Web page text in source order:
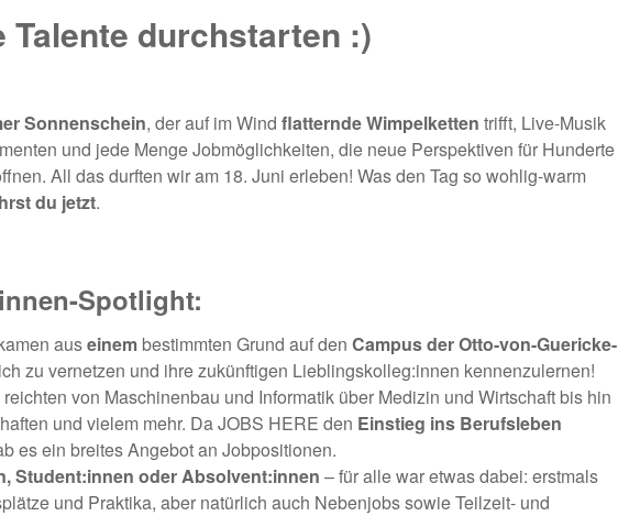
Talente durchstarten :)
Sonnenschein, der auf im Wind flatternde Wimpelketten trifft, Live-Musik
und jede Menge Jobmöglichkeiten, die neue Perspektiven für Hunderte
All das durften wir am 18. Juni erleben! Was den Tag so wohlig-warm
du jetzt.
Spotlight:
auseinem bestimmten Grund auf den Campus der Otto-von-Guericke-
zu vernetzen und ihre zukünftigen Lieblingskolleg:innen kennenzulernen!
von Maschinenbau und Informatik über Medizin und Wirtschaft bis hin
und vielem mehr. Da JOBS HERE den Einstieg ins Berufsleben
es ein breites Angebot an Jobpositionen.
Student:innen oder Absolvent:innen – für alle war etwas dabei: erstmals
und Praktika, aber natürlich auch Nebenjobs sowie Teilzeit- und